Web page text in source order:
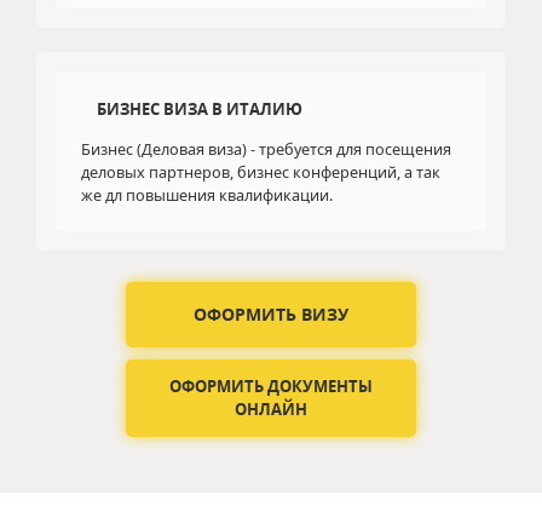
БИЗНЕС ВИЗА В ИТАЛИЮ
Бизнес (Деловая виза) - требуется для посещения
деловых партнеров, бизнес конференций, а так
же дл повышения квалификации.
ОФОРМИТЬ ВИЗУ
ОФОРМИТЬ ДОКУМЕНТЫ
ОНЛАЙН